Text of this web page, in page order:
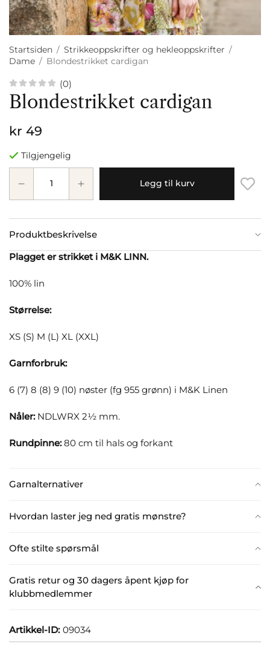
Startsiden / Strikkeoppskrifter og hekleoppskrifter /
Dame / Blondestrikket cardigan
(0)
Blondestrikket cardigan
kr 49
Tilgjengelig
Legg til kurv
Produktbeskrivelse
Garnalternativer
Hvordan laster jeg ned gratis mønstre?
Ofte stilte spørsmål
Gratis retur og 30 dagers åpent kjøp for
klubbmedlemmer
Plagget er strikket i M&K LINN.
100% lin
Størrelse:
XS (S) M (L) XL (XXL)
Garnforbruk:
6 (7) 8 (8) 9 (10) nøster (fg 955 grønn) i M&K Linen
Nåler:NDLWRX 2½ mm.
Rundpinne:80 cm til hals og forkant
Artikkel-ID: 09034